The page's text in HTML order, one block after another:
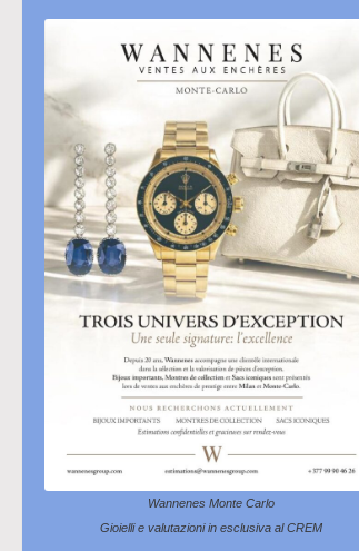
Wannenes Monte Carlo
Gioielli e valutazioni in esclusiva al CREM